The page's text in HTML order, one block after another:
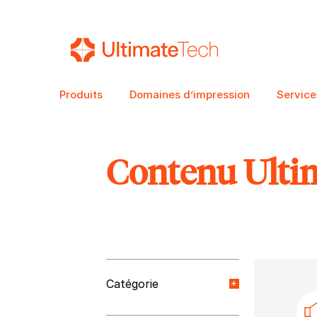
Produits Domaines d’impression
RECHERCHE
Contenu
Catégorie